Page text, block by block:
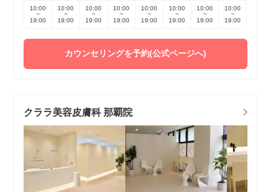
10:00
~
19:00
10:00
~
19:00
10:00
~
19:00
10:00
~
19:00
10:00
~
19:00
10:00
~
19:00
10:00
~
19:00
10:00
~
19:00
カウンセリングを予約(公式ページへ)
クララ美容皮膚科 那覇院